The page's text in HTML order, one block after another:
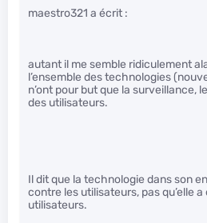
maestro321 a écrit :
autant il me semble ridiculement
l’ensemble des technologies
n’ont pour but que la surveillance,
des utilisateurs.
Il dit que la technologie dans son
contre les utilisateurs, pas qu’elle
utilisateurs.